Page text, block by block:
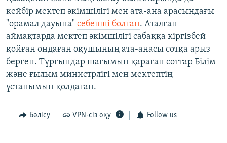
кейбір мектеп әкімшілігі мен ата-ана арасындағы
"орамал дауына" себепші болған. Аталған
аймақтарда мектеп әкімшілігі сабаққа кіргізбей
қойған ондаған оқушының ата-анасы сотқа арыз
берген. Тұрғындар шағымын қараған соттар Білім
және ғылым министрлігі мен мектептің
ұстанымын қолдаған.
Бөлісу VPN-сіз оқу Follow us